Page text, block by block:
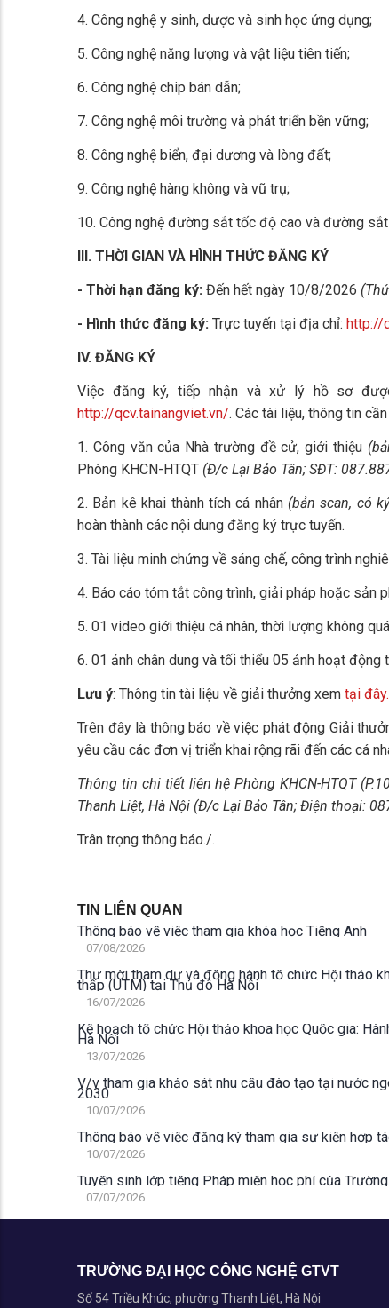
4. Công nghệ y sinh, dược và sinh học ứng dụng;
5. Công nghệ năng lượng và vật liệu tiên tiến;
6. Công nghệ chip bán dẫn;
7. Công nghệ môi trường và phát triển bền vững;
8. Công nghệ biển, đại dương và lòng đất;
9. Công nghệ hàng không và vũ trụ;
10. Công nghệ đường sắt tốc độ cao và đường
III. THỜI GIAN VÀ HÌNH THỨC ĐĂNG KÝ
- Thời hạn đăng ký: Đến hết ngày 10/8/2026
- Hình thức đăng ký: Trực tuyến tại địa chỉ: http://
IV. ĐĂNG KÝ
Việc đăng ký, tiếp nhận và xử lý hồ sơ
http://qcv.tainangviet.vn/. Các tài liệu, thông tin
1. Công văn của Nhà trường đề cử, giới thiệu
Phòng KHCN-HTQT (Đ/c Lại Bảo Tân; SĐT:
2. Bản kê khai thành tích cá nhân (bản scan, có
hoàn thành các nội dung đăng ký trực tuyến.
3. Tài liệu minh chứng về sáng chế, công trình
4. Báo cáo tóm tắt công trình, giải pháp hoặc sản
5. 01 video giới thiệu cá nhân, thời lượng không
6. 01 ảnh chân dung và tối thiểu 05 ảnh hoạt động
Lưu ý: Thông tin tài liệu về giải thưởng xem tại đây.
Trên đây là thông báo về việc phát động Giải
yêu cầu các đơn vị triển khai rộng rãi đến các cá
Thông tin chi tiết liên hệ Phòng KHCN-HTQT
Thanh Liệt, Hà Nội (Đ/c Lại Bảo Tân; Điện thoại:
Trân trọng thông báo./.
TIN LIÊN QUAN
Thông báo về việc tham gia khóa học Tiếng Anh
07/08/2026
Thư mời tham dự và đồng hành tổ chức Hội thảo
thấp (UTM) tại Thủ đô Hà Nội
16/07/2026
Kế hoạch tổ chức Hội thảo khoa học Quốc gia:
Hà Nội
13/07/2026
V/v tham gia khảo sát nhu cầu đào tạo tại nước
2030
10/07/2026
Thông báo vể việc đăng ký tham gia sự kiện hợp
10/07/2026
Tuyển sinh lớp tiếng Pháp miễn học phí của
07/07/2026
TRƯỜNG ĐẠI HỌC CÔNG NGHỆ GTVT
Số 54 Triều Khúc, phường Thanh Liệt, Hà Nội